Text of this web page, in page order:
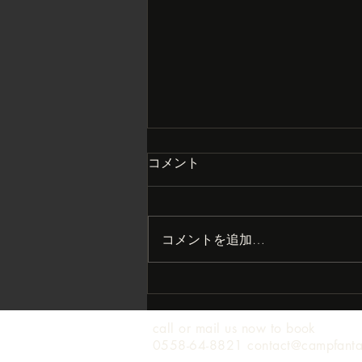
まさかの大打撃？
コメント
コメントを追加…
call or mail us now to book
0558-64-8821